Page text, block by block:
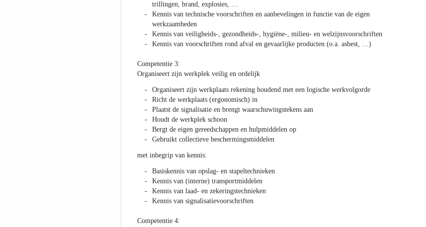
trillingen, brand, explosies, …
Kennis van technische voorschriften en aanbevelingen in functie van de eigen
werkzaamheden
Kennis van veiligheids-, gezondheids-, hygiëne-, milieu- en welzijnsvoorschriften
Kennis van voorschriften rond afval en gevaarlijke producten (o.a. asbest, …)
Competentie 3:
Organiseert zijn werkplek veilig en ordelijk
Organiseert zijn werkplaats rekening houdend met een logische werkvolgorde
Richt de werkplaats (ergonomisch) in
Plaatst de signalisatie en brengt waarschuwingstekens aan
Houdt de werkplek schoon
Bergt de eigen gereedschappen en hulpmiddelen op
Gebruikt collectieve beschermingsmiddelen
met inbegrip van kennis:
Basiskennis van opslag- en stapeltechnieken
Kennis van (interne) transportmiddelen
Kennis van laad- en zekeringstechnieken
Kennis van signalisatievoorschriften
Competentie 4: